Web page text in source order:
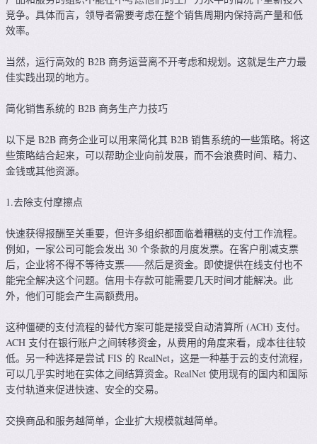
竞争。具体而言，领导者需要考虑在整个销售周期内保持高产量和低
效率。
当然，运行高效的 B2B 商务运营离不开考虑和规划。这就是生产力最
佳实践出现的地方。
简化销售系统的 B2B 商务生产力技巧
以下是 B2B 商务企业可以用来简化其 B2B 销售系统的一些策略。将这
些策略结合起来，可以帮助企业向前发展，而不会浪费时间、精力、
金钱或其他资源。
1.去除支付摩擦点
快速获得报酬至关重要，但许多组织都面临着糟糕的支付工作流程。
例如，一家公司可能会发出 30 个条款的月度发票。在客户削减支票
后，企业将不得不等待支票——然后是资金。即使提供在线支付也不
能完全解决这个问题。信用卡存款可能需要几天时间才能解决。此
外，他们可能会产生高额费用。
这种僵硬的支付流程的替代方案可能是接受自动清算所 (ACH) 支付。
ACH 支付在银行账户之间转移资金，从费用的角度来看，成本往往较
低。另一种选择是尝试 FIS 的 RealNet，这是一种基于云的支付流程，
可以几乎实时地在实体之间结算资金。RealNet 使用现有的国内和国际
支付轨道来促进快速、安全的交易。
交换商品和服务越简单，企业扩大规模就越简单。